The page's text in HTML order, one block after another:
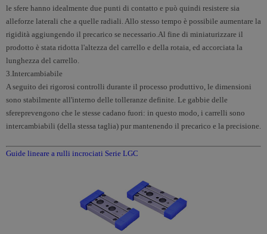
le sfere hanno idealmente due punti di contatto e può quindi resistere sia
alleforze laterali che a quelle radiali. Allo stesso tempo è possibile aumentare la
rigidità aggiungendo il precarico se necessario.Al fine di miniaturizzare il
prodotto è stata ridotta l'altezza del carrello e della rotaia, ed accorciata la
lunghezza del carrello.
3.Intercambiabile
A seguito dei rigorosi controlli durante il processo produttivo, le dimensioni
sono stabilmente all'interno delle tolleranze definite. Le gabbie delle
sfereprevengono che le stesse cadano fuori: in questo modo, i carrelli sono
intercambiabili (della stessa taglia) pur mantenendo il precarico e la precisione.
Guide lineare a rulli incrociati Serie LGC